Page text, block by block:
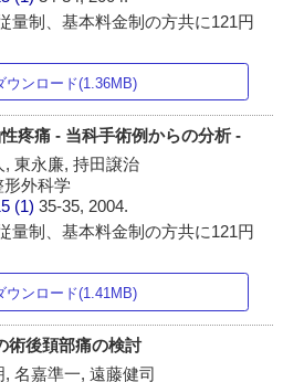
量制、基本料金制の方共に121円
ウンロード(1.36MB)
疼痛 - 当科手術例からの分析 -
東永廉, 持田譲治
形外科学
(1)35-35, 2004.
量制、基本料金制の方共に121円
ウンロード(1.41MB)
術後頚部痛の検討
名嘉準一, 遠藤健司